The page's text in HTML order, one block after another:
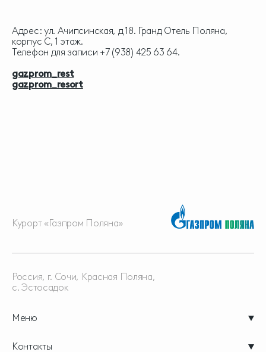
Адрес: ул. Ачипсинская, д 18. Гранд Отель Поляна,
корпус С, 1 этаж.
Телефон для записи +7 (938) 425 63 64.
gazprom_rest
gazprom_resort
Курорт «Газпром Поляна»
Меню
Россия, г. Сочи, Красная Поляна,
с. Эстосадок
Контакты